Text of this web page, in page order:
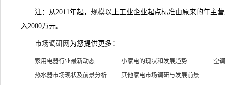
注：从2011年起， 规模以上工业企业起点标准由原来的年主
入2000万元。
市场调研网 为您提供更多：
家用电器行业最新动态 小家电的现状和发展趋势
空
热水器市场现状及前景分析
其他家电市场调研与发展前景